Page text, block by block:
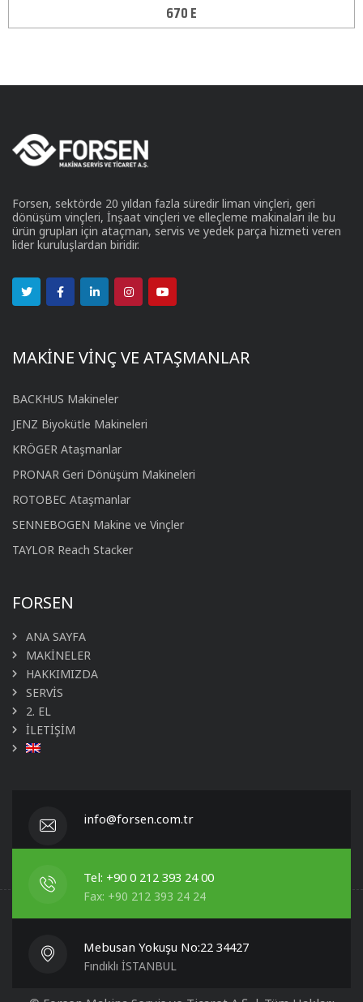
670 E
Forsen, sektörde 20 yıldan fazla süredir liman vinçleri, geri
dönüşüm vinçleri, İnşaat vinçleri ve elleçleme makinaları ile bu
ürün grupları için ataçman, servis ve yedek parça hizmeti veren
lider kuruluşlardan biridir.
MAKİNE VİNÇ VE ATAŞMANLAR
BACKHUS Makineler
JENZ Biyokütle Makineleri
KRÖGER Ataşmanlar
PRONAR Geri Dönüşüm Makineleri
ROTOBEC Ataşmanlar
SENNEBOGEN Makine ve Vinçler
TAYLOR Reach Stacker
FORSEN
ANA SAYFA
MAKİNELER
HAKKIMIZDA
SERVİS
2. EL
İLETİŞİM
info@forsen.com.tr
Tel: +90 0 212 393 24 00
Fax: +90 212 393 24 24
Mebusan Yokuşu No:22 34427
Fındıklı İSTANBUL